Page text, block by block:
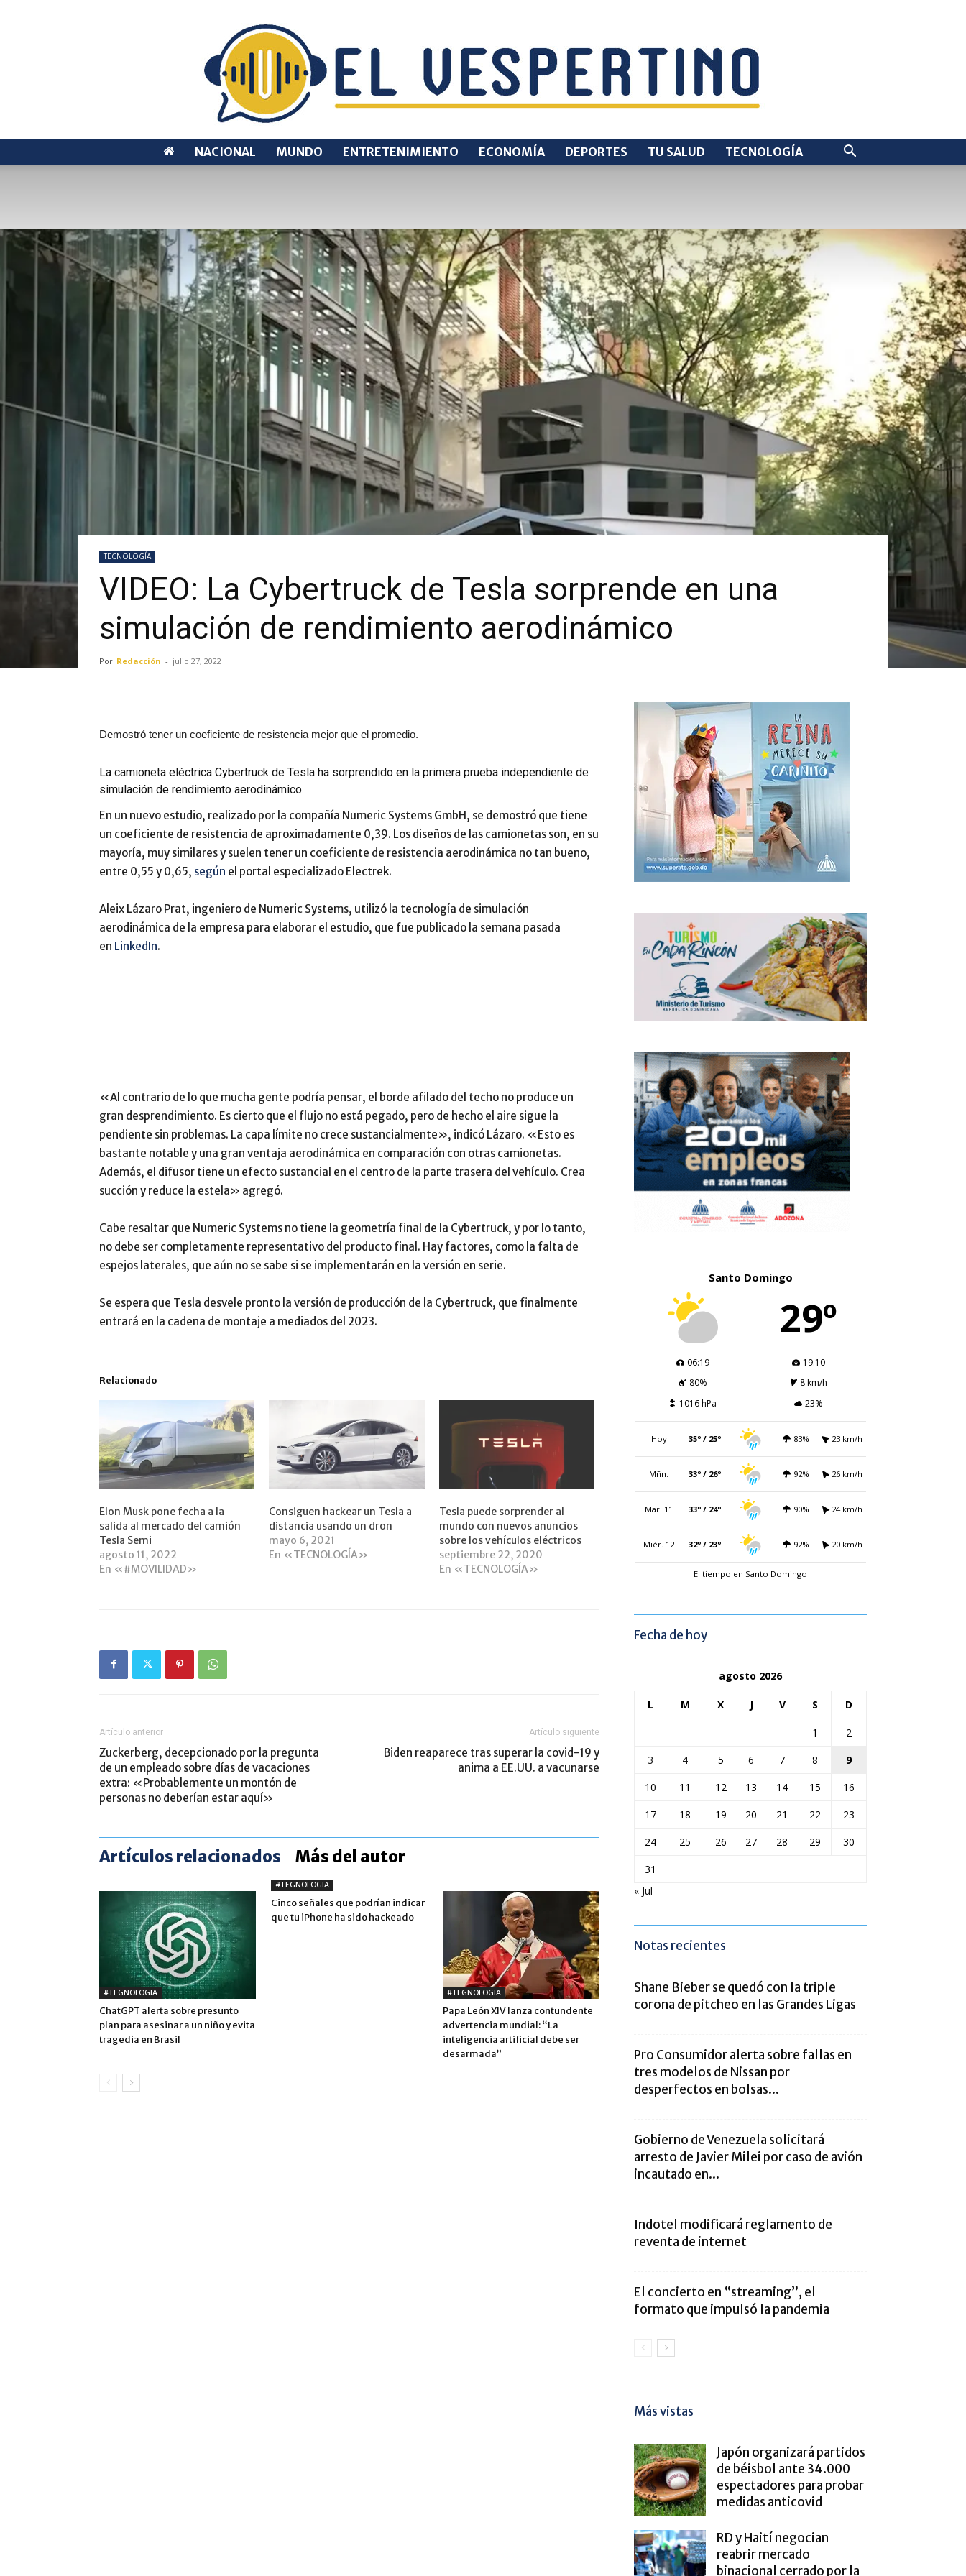
VESPERTINO
NACIONAL MUNDO ENTRETENIMIENTO ECONOMÍA DEPORTES TU SALUD TECNOLOGÍA
TECNOLOGÍA
VIDEO: La Cybertruck de Tesla sorprende en una
simulación de rendimiento aerodinámico
Por Redacción - julio 27, 2022
Demostró tener un coeficiente de resistencia mejor que el promedio.
La camioneta eléctrica Cybertruck de Tesla ha sorprendido en la primera prueba independiente de
simulación de rendimiento aerodinámico.
En un nuevo estudio, realizado por la compañía Numeric Systems GmbH, se demostró que tiene
un coeficiente de resistencia de aproximadamente 0,39. Los diseños de las camionetas son, en su
mayoría, muy similares y suelen tener un coeficiente de resistencia aerodinámica no tan bueno,
entre 0,55 y 0,65, según el portal especializado Electrek.
Aleix Lázaro Prat, ingeniero de Numeric Systems, utilizó la tecnología de simulación
aerodinámica de la empresa para elaborar el estudio, que fue publicado la semana pasada
en LinkedIn.
«Al contrario de lo que mucha gente podría pensar, el borde afilado del techo no produce un
gran desprendimiento. Es cierto que el flujo no está pegado, pero de hecho el aire sigue la
pendiente sin problemas. La capa límite no crece sustancialmente», indicó Lázaro. «Esto es
bastante notable y una gran ventaja aerodinámica en comparación con otras camionetas.
Además, el difusor tiene un efecto sustancial en el centro de la parte trasera del vehículo. Crea
succión y reduce la estela» agregó.
Cabe resaltar que Numeric Systems no tiene la geometría final de la Cybertruck, y por lo tanto,
no debe ser completamente representativo del producto final. Hay factores, como la falta de
espejos laterales, que aún no se sabe si se implementarán en la versión en serie.
Se espera que Tesla desvele pronto la versión de producción de la Cybertruck, que finalmente
entrará en la cadena de montaje a mediados del 2023.
Relacionado
Elon Musk pone fecha a la
salida al mercado del camión
Tesla Semi
agosto 11, 2022
En «#MOVILIDAD»
Consiguen hackear un Tesla a
distancia usando un dron
mayo 6, 2021
En «TECNOLOGÍA»
Tesla puede sorprender al
mundo con nuevos anuncios
sobre los vehículos eléctricos
septiembre 22, 2020
En «TECNOLOGÍA»
Artículo anterior
Zuckerberg, decepcionado por la pregunta
de un empleado sobre días de vacaciones
extra: «Probablemente un montón de
personas no deberían estar aquí»
Artículo siguiente
Biden reaparece tras superar la covid-19 y
anima a EE.UU. a vacunarse
Artículos relacionados Más del autor
#TEGNOLOGIA
ChatGPT alerta sobre presunto
plan para asesinar a un niño y evita
tragedia en Brasil
#TEGNOLOGIA
Cinco señales que podrían indicar
que tu iPhone ha sido hackeado
#TEGNOLOGIA
Papa León XIV lanza contundente
advertencia mundial: “La
inteligencia artificial debe ser
desarmada”
Santo Domingo
29º
06:19
19:10
80%
8 km/h
1016 hPa
23%
Hoy 35º / 25º 83% 23 km/h
Mñn. 33º / 26º 92% 26 km/h
Mar. 11 33º / 24º 90% 24 km/h
Miér. 12 32º / 23º 92% 20 km/h
El tiempo en Santo Domingo
Fecha de hoy
agosto 2026
L M X J V S D
1
2
3
4 5 6 7 8
9
10
11 12 13 14 15
16
17
18 19 20 21 22
23
24
25 26 27 28 29
30
31
« Jul
Notas recientes
Shane Bieber se quedó con la triple
corona de pitcheo en las Grandes Ligas
Pro Consumidor alerta sobre fallas en
tres modelos de Nissan por
desperfectos en bolsas...
Gobierno de Venezuela solicitará
arresto de Javier Milei por caso de avión
incautado en...
Indotel modificará reglamento de
reventa de internet
El concierto en “streaming”, el
formato que impulsó la pandemia
Más vistas
Japón organizará partidos
de béisbol ante 34.000
espectadores para probar
medidas anticovid
RD y Haití negocian
reabrir mercado
binacional cerrado por la